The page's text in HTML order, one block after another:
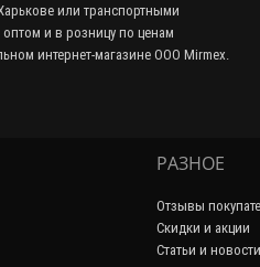
или транспортными
и в розницу по ценам
интернет-магазине ООО Mirmex.
РАЗНОЕ
Отзывы
Скидки и акции
Статьи и новости